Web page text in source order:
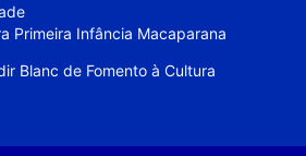
Primeira Infância Macaparana
Blanc de Fomento à Cultura